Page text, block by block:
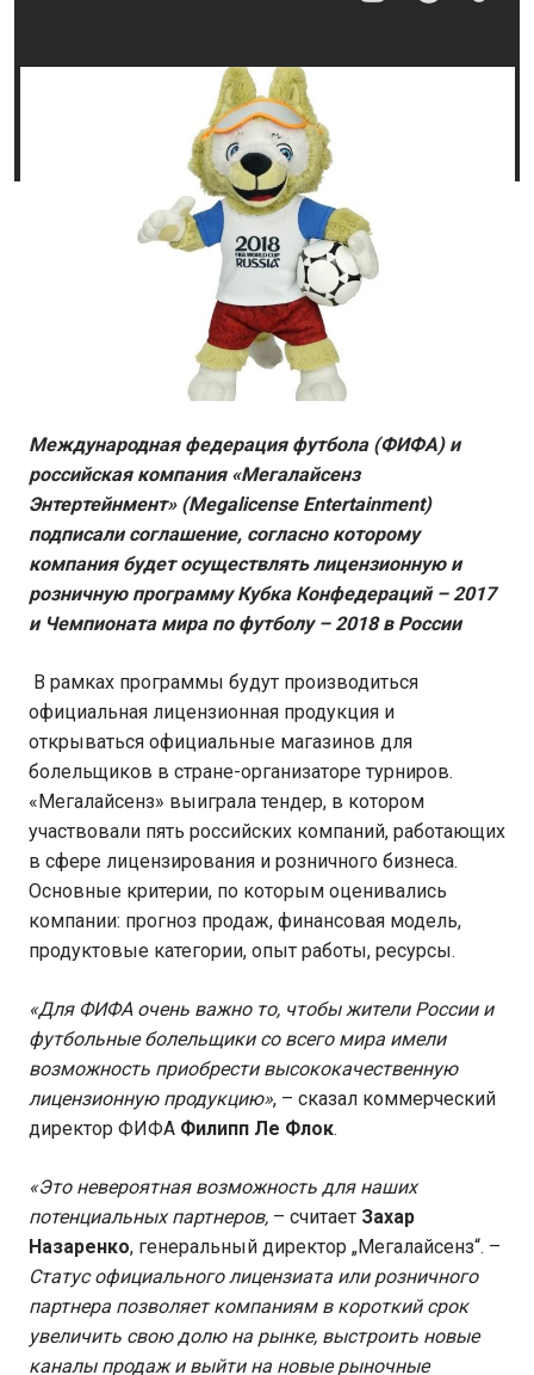
Международная федерация футбола (ФИФА) и
российская компания «Мегалайсенз
Энтертейнмент» (Megalicense Entertainment)
подписали соглашение, согласно которому
компания будет осуществлять лицензионную и
розничную программу Кубка Конфедераций – 2017
и Чемпионата мира по футболу – 2018 в России
В рамках программы будут производиться
официальная лицензионная продукция и
открываться официальные магазинов для
болельщиков в стране-организаторе турниров.
«Мегалайсенз» выиграла тендер, в котором
участвовали пять российских компаний, работающих
в сфере лицензирования и розничного бизнеса.
Основные критерии, по которым оценивались
компании: прогноз продаж, финансовая модель,
продуктовые категории, опыт работы, ресурсы.
«Для ФИФА очень важно то, чтобы жители России и
футбольные болельщики со всего мира имели
возможность приобрести высококачественную
лицензионную продукцию», – сказал коммерческий
директор ФИФА Филипп Ле Флок.
«Это невероятная возможность для наших
потенциальных партнеров, – считает Захар
Назаренко, генеральный директор „Мегалайсенз“. –
Статус официального лицензиата или розничного
партнера позволяет компаниям в короткий срок
увеличить свою долю на рынке, выстроить новые
каналы продаж и выйти на новые рыночные